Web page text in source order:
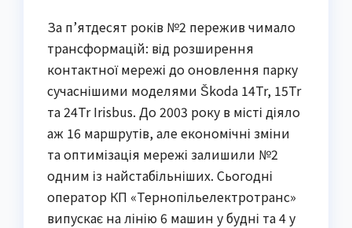
За п’ятдесят років №2 пережив чимало
трансформацій: від розширення
контактної мережі до оновлення парку
сучаснішими моделями Škoda 14Tr, 15Tr
та 24Tr Irisbus. До 2003 року в місті діяло
аж 16 маршрутів, але економічні зміни
та оптимізація мережі залишили №2
одним із найстабільніших. Сьогодні
оператор КП «Тернопільелектротранс»
випускає на лінію 6 машин у будні та 4 у